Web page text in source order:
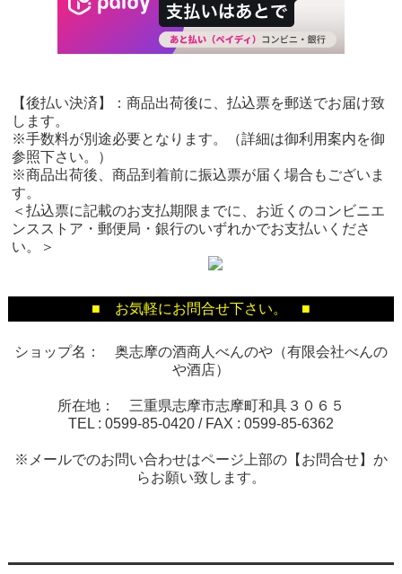
【後払い決済】：商品出荷後に、払込票を郵送でお届け致
します。
※手数料が別途必要となります。（詳細は御利用案内を御
参照下さい。）
※商品出荷後、商品到着前に振込票が届く場合もございま
す。
＜払込票に記載のお支払期限までに、お近くのコンビニエ
ンスストア・郵便局・銀行のいずれかでお支払いくださ
い。＞
■ お気軽にお問合せ下さい。 ■
ショップ名： 奥志摩の酒商人べんのや（有限会社べんの
や酒店）
所在地： 三重県志摩市志摩町和具３０６５
TEL : 0599-85-0420 / FAX : 0599-85-6362
※メールでのお問い合わせはページ上部の【お問合せ】か
らお願い致します。